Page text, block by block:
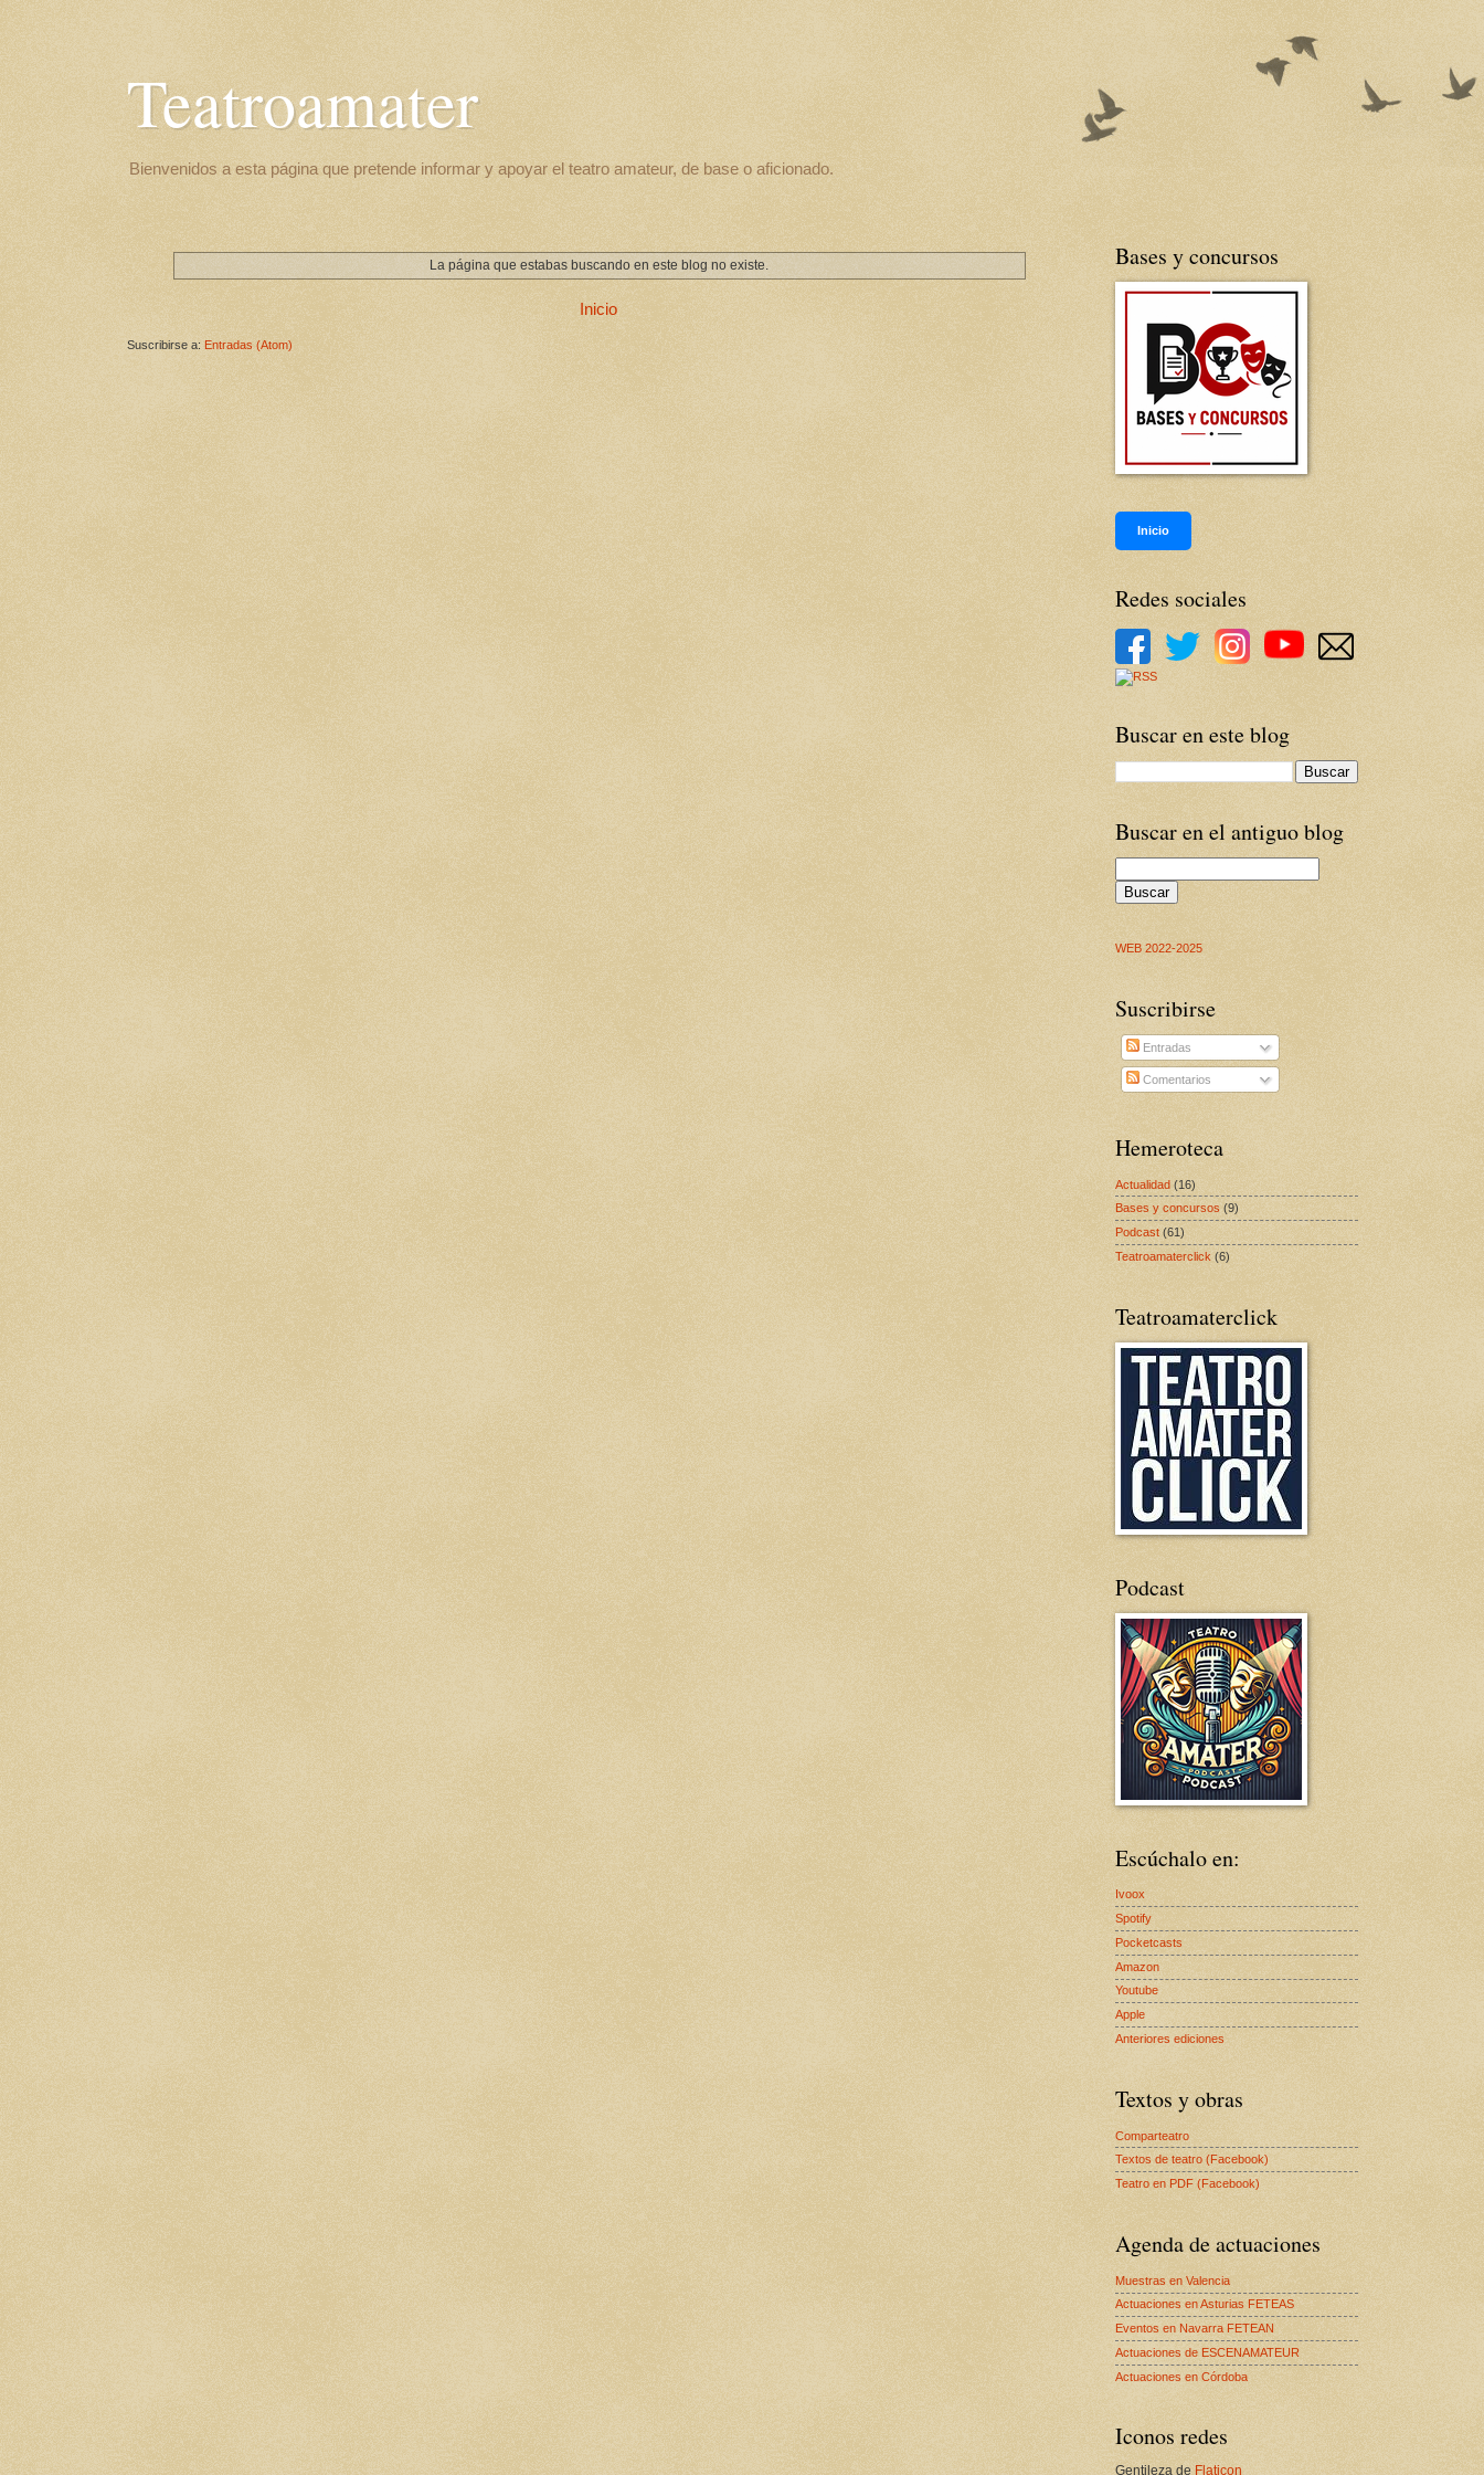
Teatroamater
Bienvenidos a esta página que pretende informar y apoyar el teatro amateur, de base o aficionado.
La página que estabas buscando en este blog no existe.
Inicio
Suscribirse a: Entradas (Atom)
Bases y concursos
Inicio
Redes sociales
Buscar en este blog
Buscar en el antiguo blog
Buscar
WEB 2022-2025
Suscribirse
Entradas
Comentarios
Hemeroteca
Actualidad (16)
Bases y concursos (9)
Podcast (61)
Teatroamaterclick (6)
Teatroamaterclick
Podcast
Escúchalo en:
Ivoox
Spotify
Pocketcasts
Amazon
Youtube
Apple
Anteriores ediciones
Textos y obras
Comparteatro
Textos de teatro (Facebook)
Teatro en PDF (Facebook)
Agenda de actuaciones
Muestras en Valencia
Actuaciones en Asturias FETEAS
Eventos en Navarra FETEAN
Actuaciones de ESCENAMATEUR
Actuaciones en Córdoba
Iconos redes
Gentileza de Flaticon